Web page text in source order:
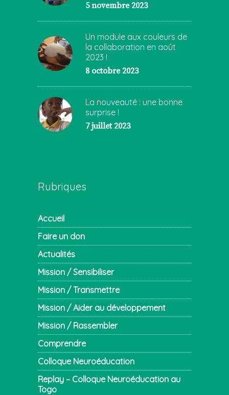
5 novembre 2023
Un module aux couleurs de
la collaboration en août
2023 !
8 octobre 2023
La nouveauté : une bonne
surprise !
7 juillet 2023
Rubriques
Accueil
Faire un don
Actualités
Mission / Sensibiliser
Mission / Transmettre
Mission / Aider au développement
Mission / Rassembler
Comprendre
Colloque Neuroéducation
Replay – Colloque Neuroéducation au
Togo